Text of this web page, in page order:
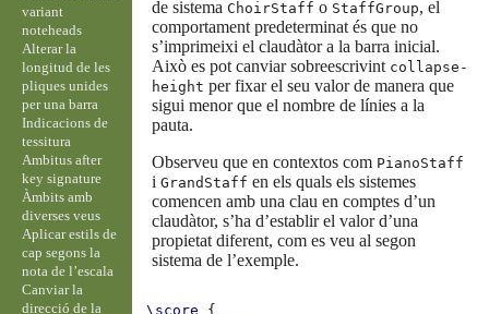
de sistema ChoirStaff o StaffGroup, el
comportament predeterminat és que no
s’imprimeixi el claudàtor a la barra inicial.
Això es pot canviar sobreescrivint collapse-
height per fixar el seu valor de manera que
sigui menor que el nombre de línies a la
pauta.
Observeu que en contextos com PianoStaff
i GrandStaff en els quals els sistemes
comencen amb una clau en comptes d’un
claudàtor, s’ha d’establir el valor d’una
propietat diferent, com es veu al segon
sistema de l’exemple.
\score
{
variant
noteheads
Alterar la
longitud de les
pliques unides
per una barra
Indicacions de
tessitura
Ambitus after
key signature
Àmbits amb
diverses veus
Aplicar estils de
cap segons la
nota de l’escala
Canviar la
direcció de la